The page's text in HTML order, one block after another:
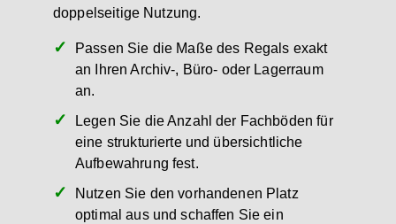
doppelseitige Nutzung.
Passen Sie die Maße des Regals exakt
an Ihren Archiv-, Büro- oder Lagerraum
an.
Legen Sie die Anzahl der Fachböden für
eine strukturierte und übersichtliche
Aufbewahrung fest.
Nutzen Sie den vorhandenen Platz
optimal aus und schaffen Sie ein